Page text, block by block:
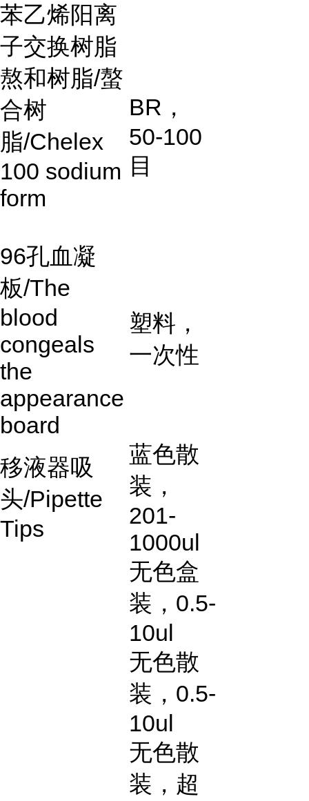
苯乙烯阳离
子交换树脂
熬和树脂/螯
合树
脂/Chelex
100 sodium
form
BR ，
50-100
目
96孔血凝
板/The
blood
congeals
the
appearance
board
塑料，
一次性
移液器吸
头/Pipette
Tips
蓝色散
装，
201-
1000ul
无色盒
装， 0.5-
10ul
无色散
装， 0.5-
10ul
无色散
装，超